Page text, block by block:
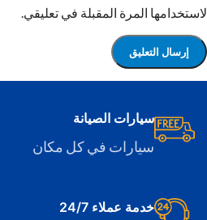
لاستخدامها المرة المقبلة في تعليقي.
سيارات الصيانة
سيارات في كل مكان
خدمة عملاء 24/7